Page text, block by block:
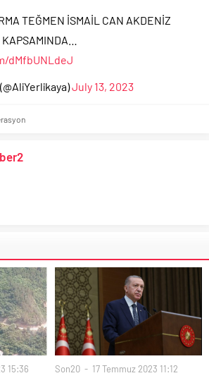
TEĞMEN İSMAİL CAN AKDENİZ
dMfbUNLdeJ
July 13, 2023
15:36 Son20 17 Temmuz 2023 11:12